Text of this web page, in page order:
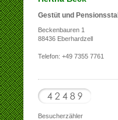
Gestüt und Pensionsstall
Beckenbauren 1
88436 Eberhardzell
Telefon: +49 7355 7761
Besucherzähler